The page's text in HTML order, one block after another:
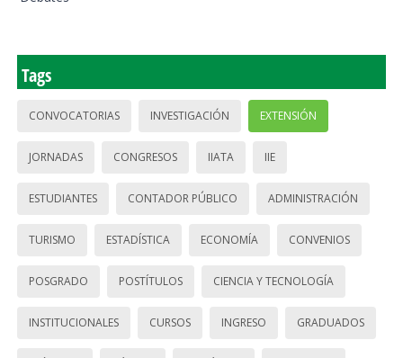
Tags
CONVOCATORIAS INVESTIGACIÓN EXTENSIÓN
JORNADAS CONGRESOS IIATA IIE
ESTUDIANTES CONTADOR PÚBLICO ADMINISTRACIÓN
TURISMO ESTADÍSTICA ECONOMÍA CONVENIOS
POSGRADO POSTÍTULOS CIENCIA Y TECNOLOGÍA
INSTITUCIONALES CURSOS INGRESO GRADUADOS